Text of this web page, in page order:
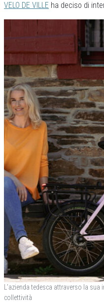
VELO DE VILLE ha deciso di
L’azienda tedesca attraverso la
collettività